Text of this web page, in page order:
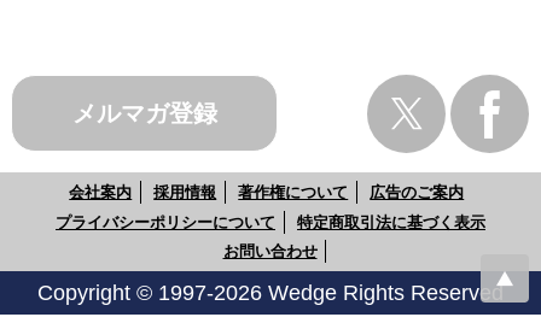
メルマガ登録
会社案内 採用情報 著作権について
広告のご案内
プライバシーポリシーについて
特定商取引法に基づく表示
お問い合わせ
Copyright © 1997-2026 Wedge Rights Reserved